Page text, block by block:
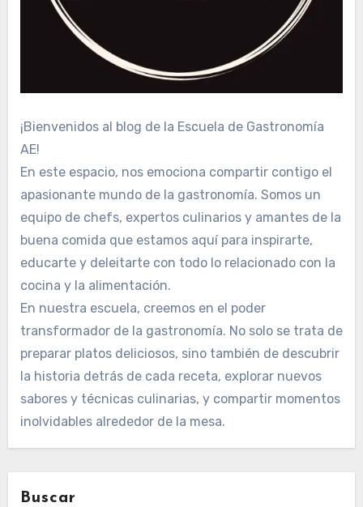
¡Bienvenidos al blog de la Escuela de Gastronomía
AE!
En este espacio, nos emociona compartir contigo el
apasionante mundo de la gastronomía. Somos un
equipo de chefs, expertos culinarios y amantes de la
buena comida que estamos aquí para inspirarte,
educarte y deleitarte con todo lo relacionado con la
cocina y la alimentación.
En nuestra escuela, creemos en el poder
transformador de la gastronomía. No solo se trata de
preparar platos deliciosos, sino también de descubrir
la historia detrás de cada receta, explorar nuevos
sabores y técnicas culinarias, y compartir momentos
inolvidables alrededor de la mesa.
Buscar